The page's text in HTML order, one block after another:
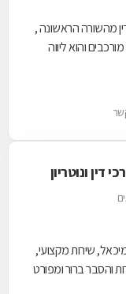
דין מהשורה הראשונה ,
והוא ליווה
תמיד גם בשעות לא
עצה שלו שווה זהב .
ימים מורכבים
לב ומאחל לך בריאות
דין ונוטריון
שירות מקצועי,
והסבר ברור ומפורט